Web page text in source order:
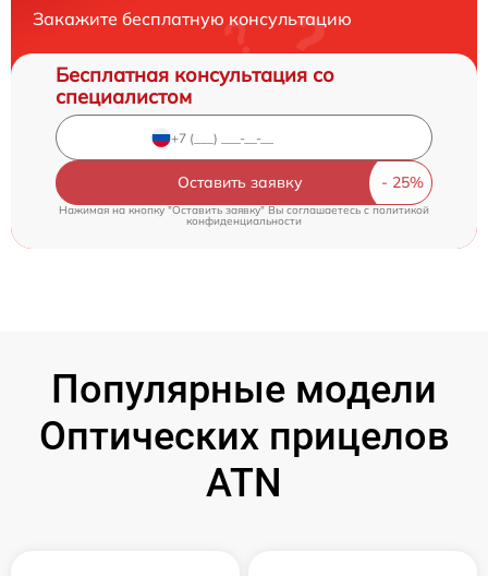
Закажите бесплатную консультацию
Бесплатная консультация со
специалистом
Оставить заявку
Нажимая на кнопку "Оставить заявку" Вы соглашаетесь cполитикой
конфиденциальности
Популярные модели
Оптических прицелов
ATN